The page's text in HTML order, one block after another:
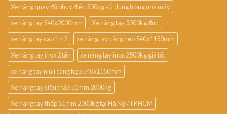
Xe nâng quay đổ phuy điện 500kg sử dụng trong nhà máy
xe nâng tay 540x2000mm
Xe nâng tay 3000kg đức
xe nâng tay cao 1m2
xe nâng tay càng hẹp 540x1150mm
Xe nâng tay inox 2 tấn
xe nâng tay inox 2500kg giá tốt
xe nâng tay niuli càng hẹp 540x1150mm
Xe nâng tay siêu thấp 51mm 2000kg
Xe nâng tay thấp 51mm 2000kg tại Hà Nội/TP.HCM